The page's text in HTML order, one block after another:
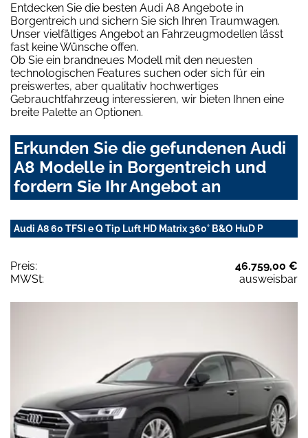
Entdecken Sie die besten Audi A8 Angebote in
Borgentreich und sichern Sie sich Ihren Traumwagen.
Unser vielfältiges Angebot an Fahrzeugmodellen lässt
fast keine Wünsche offen.
Ob Sie ein brandneues Modell mit den neuesten
technologischen Features suchen oder sich für ein
preiswertes, aber qualitativ hochwertiges
Gebrauchtfahrzeug interessieren, wir bieten Ihnen eine
breite Palette an Optionen.
Erkunden Sie die gefundenen Audi
A8 Modelle in Borgentreich und
fordern Sie Ihr Angebot an
Audi A8 60 TFSI e Q Tip Luft HD Matrix 360° B&O HuD P
Preis:
46.759,00 €
MWSt:
ausweisbar